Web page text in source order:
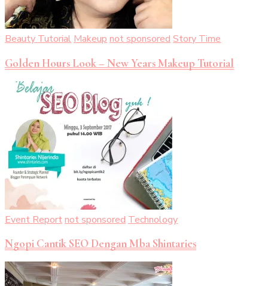
Beauty Tutorial Makeup not sponsored Story Time
Golden Hours Look – New Years Makeup Tutorial
Event Reportnot sponsored Technology
Ngopi Cantik SEO Dengan Mba Shintaries